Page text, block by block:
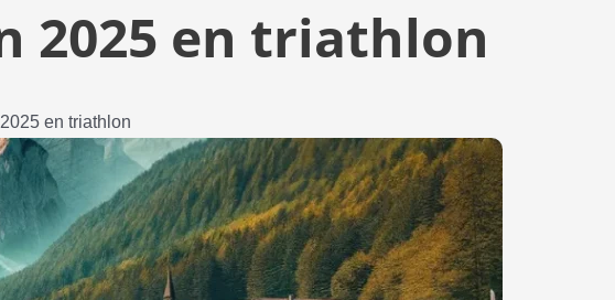
2025 en triathlon
en triathlon